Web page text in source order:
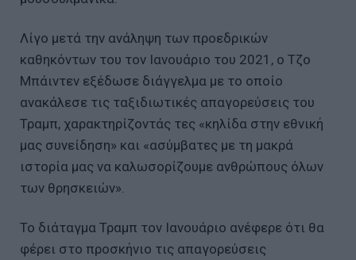
Λίγο μετά την ανάληψη των προεδρικών
καθηκόντων του τον Ιανουάριο του 2021, ο Τζο
Μπάιντεν εξέδωσε διάγγελμα με το οποίο
ανακάλεσε τις ταξιδιωτικές απαγορεύσεις του
Τραμπ, χαρακτηρίζοντάς τες «κηλίδα στην εθνική
μας συνείδηση» και «ασύμβατες με τη μακρά
ιστορία μας να καλωσορίζουμε ανθρώπους όλων
των θρησκειών».
Το διάταγμα Τραμπ τον Ιανουάριο ανέφερε ότι θα
φέρει στο προσκήνιο τις απαγορεύσεις